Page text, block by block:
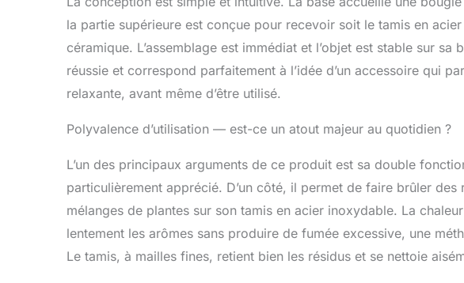
la partie supérieure est conçue pour recevoir soit le tamis en
céramique. L’assemblage est immédiat et l’objet est stable sur sa
réussie et correspond parfaitement à l’idée d’un accessoire qui
relaxante, avant même d’être utilisé.
Polyvalence d’utilisation — est-ce un atout majeur au quotidien ?
L’un des principaux arguments de ce produit est sa double
particulièrement apprécié. D’un côté, il permet de faire brûler des
mélanges de plantes sur son tamis en acier inoxydable. La
lentement les arômes sans produire de fumée excessive, une
Le tamis, à mailles fines, retient bien les résidus et se nettoie